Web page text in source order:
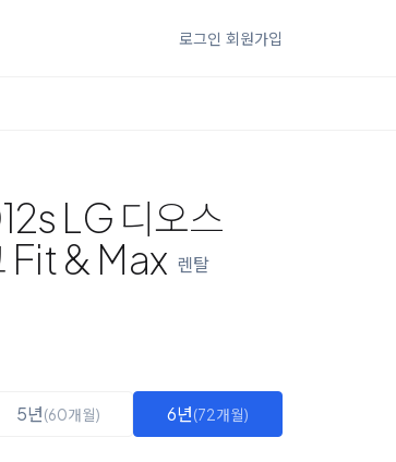
로그인 회원가입
LG 디오스
Fit & Max 렌탈
5년(60개월) 6년(72개월)